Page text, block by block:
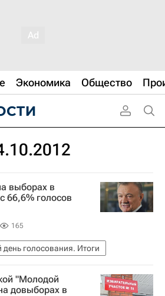
Экономика Общество
выборах в
66,6% голосов
165
день голосования. Итоги
"Молодой
довыборах в